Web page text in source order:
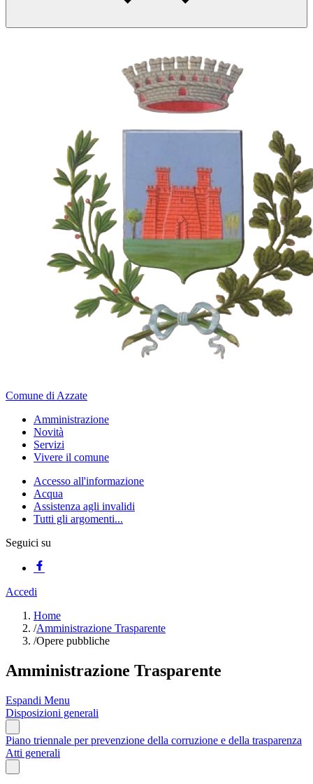
Comune di Azzate
Amministrazione
Novità
Servizi
Vivere il comune
Accesso all'informazione
Acqua
Assistenza agli invalidi
Tutti gli argomenti...
Seguici su
Accedi
Home
/Amministrazione Trasparente
/Opere pubbliche
Amministrazione Trasparente
Espandi Menu
Disposizioni generali
Piano triennale per prevenzione della corruzione e della trasparenza
Atti generali